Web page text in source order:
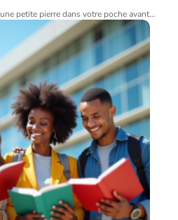
petite pierre dans votre poche avant…